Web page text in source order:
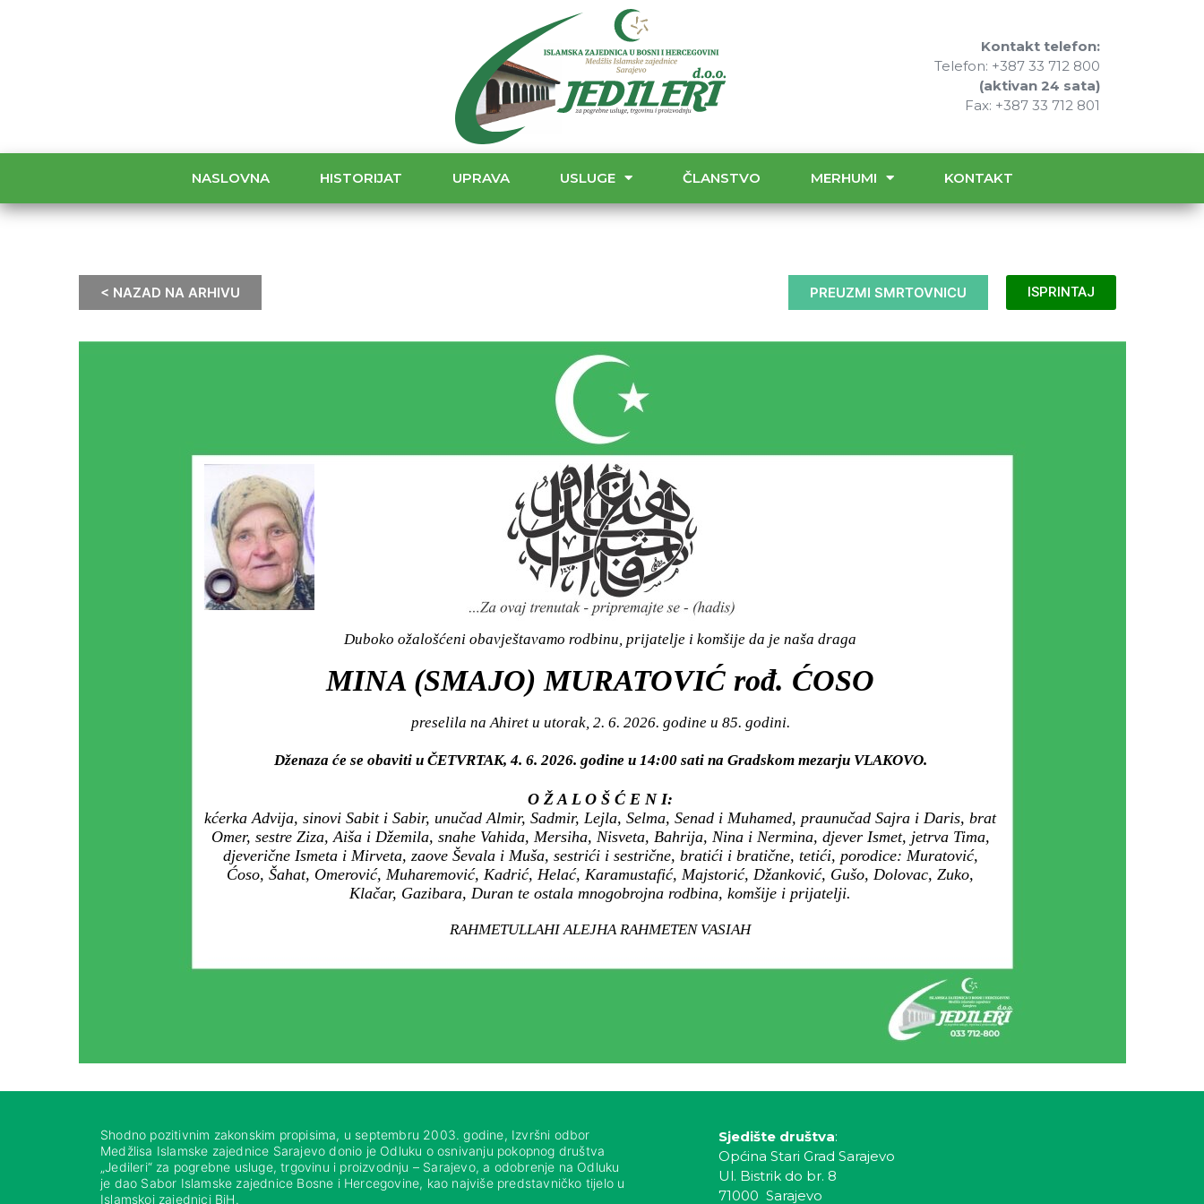
Kontakt telefon:
Telefon: +387 33 712 800
(aktivan 24 sata)
Fax: +387 33 712 801
NASLOVNA HISTORIJAT UPRAVA USLUGE ČLANSTVO MERHUMI KONTAKT
< NAZAD NA ARHIVU PREUZMI SMRTOVNICU ISPRINTAJ
Duboko ožalošćeni obavještavamo rodbinu, prijatelje i komšije da je naša draga
MINA (SMAJO) MURATOVIĆ rođ. ĆOSO
preselila na Ahiret u utorak, 2. 6. 2026. godine u 85. godini.
Dženaza će se obaviti u ČETVRTAK, 4. 6. 2026. godine u 14:00 sati na Gradskom mezarju VLAKOVO.
O Ž A L O Š Ć E N I:
kćerka Advija, sinovi Sabit i Sabir, unučad Almir, Sadmir, Lejla, Selma, Senad i Muhamed, praunučad Sajra i Daris, brat
Omer, sestre Ziza, Aiša i Džemila, snahe Vahida, Mersiha, Nisveta, Bahrija, Nina i Nermina, djever Ismet, jetrva Tima,
djeverične Ismeta i Mirveta, zaove Ševala i Muša, sestrići i sestrične, bratići i bratične, tetići, porodice: Muratović,
Ćoso, Šahat, Omerović, Muharemović, Kadrić, Helać, Karamustafić, Majstorić, Džanković, Gušo, Dolovac, Zuko,
Klačar, Gazibara, Duran te ostala mnogobrojna rodbina, komšije i prijatelji.
RAHMETULLAHI ALEJHA RAHMETEN VASIAH
Shodno pozitivnim zakonskim propisima, u septembru 2003. godine, Izvršni odbor
Medžlisa Islamske zajednice Sarajevo donio je Odluku o osnivanju pokopnog društva
„Jedileri“ za pogrebne usluge, trgovinu i proizvodnju – Sarajevo, a odobrenje na Odluku
je dao Sabor Islamske zajednice Bosne i Hercegovine, kao najviše predstavničko tijelo u
Islamskoj zajednici BiH.
Sjedište društva:
Općina Stari Grad Sarajevo
Ul. Bistrik do br. 8
71000 Sarajevo